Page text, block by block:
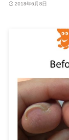
2018年6月8日